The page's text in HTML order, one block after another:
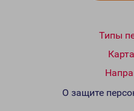
Типы
О защите